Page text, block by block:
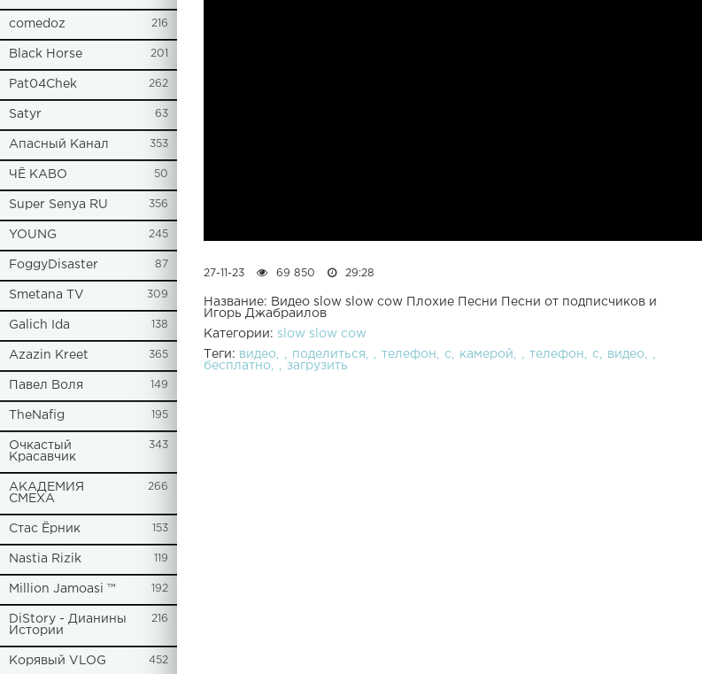
comedoz 216
Black Horse 201
Pat04Chek 262
Satyr 63
Апасный Канал 353
ЧЁ КАВО 50
Super Senya RU 356
YOUNG 245
FoggyDisaster 87
Smetana TV 309
Galich Ida 138
Azazin Kreet 365
Павел Воля 149
TheNafig 195
Очкастый
Красавчик
343
АКАДЕМИЯ
СМЕХА
266
Стас Ёрник 153
Nastia Rizik 119
Million Jamoasi ™ 192
DiStory - Дианины
Истории
216
Корявый VLOG 452
27-11-23 69 850 29:28
Название: Видео slow slow cow Плохие Песни Песни от подписчиков и
Игорь Джабраилов
Категории: slow slow cow
Теги: видео поделиться телефон с камерой телефон с
видео
бесплатно
загрузить